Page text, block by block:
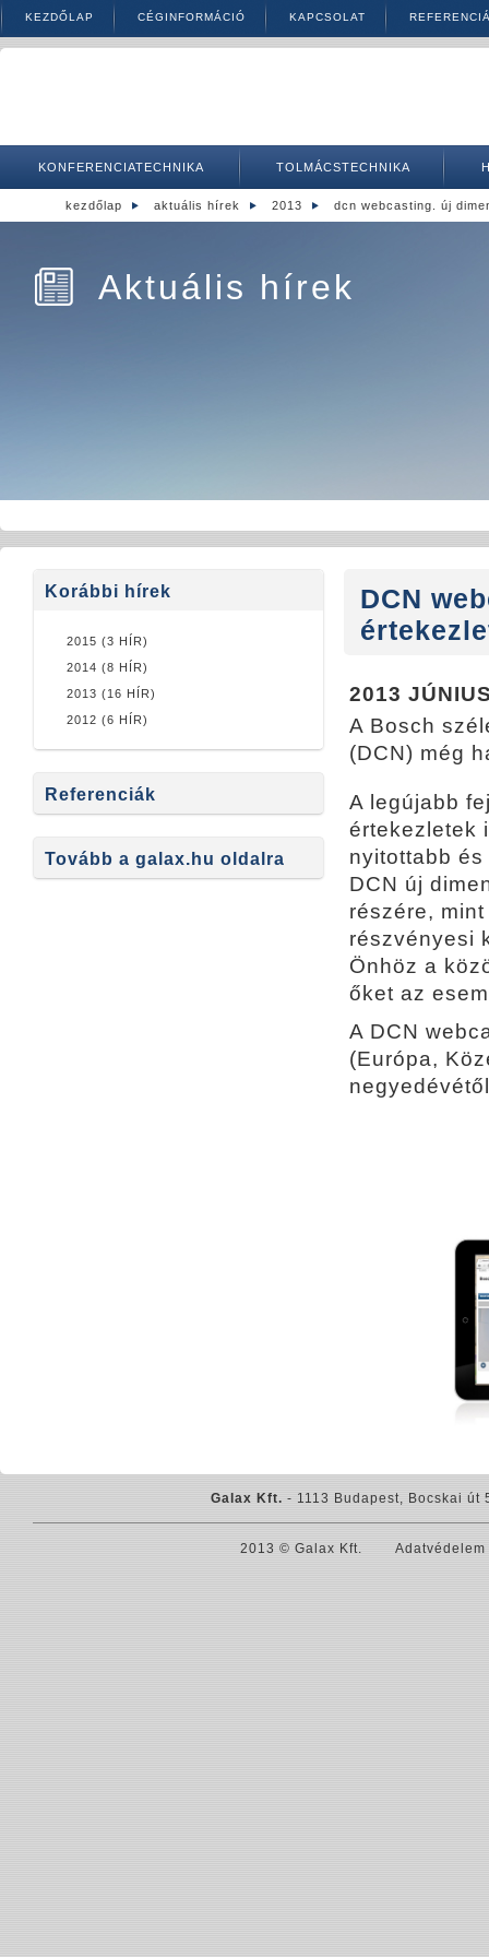
KEZDŐLAP CÉGINFORMÁCIÓ KAPCSOLAT
KONFERENCIATECHNIKA TOLMÁCSTECHNIKA
kezdőlap aktuális hírek 2013 dcn webcasting. új
Aktuális hírek
Korábbi hírek
2015 (3 HÍR)
2014 (8 HÍR)
2013 (16 HÍR)
2012 (6 HÍR)
Referenciák
Tovább a galax.hu oldalra
DCN
2013
A Bosch
(DCN) még
A legújabb
értekezletek
nyitottabb
DCN új
részére,
részvényesi
Önhöz a
őket az
A DCN
(Európa,
Galax Kft. - 1113 Budapest, Bocskai út
2013 © Galax Kft. Adatvédelem